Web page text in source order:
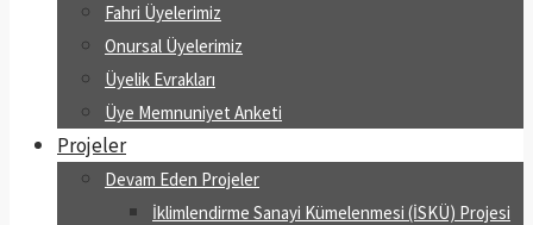
Fahri Üyelerimiz
Onursal Üyelerimiz
Üyelik Evrakları
Üye Memnuniyet Anketi
Projeler
Devam Eden Projeler
İklimlendirme Sanayi Kümelenmesi (İSKÜ) Projesi